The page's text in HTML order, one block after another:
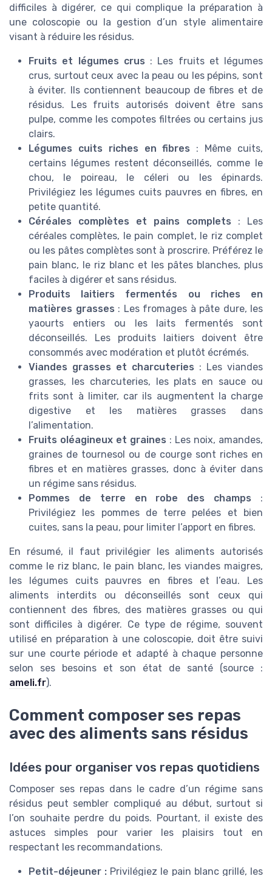
difficiles à digérer, ce qui complique la préparation à
une coloscopie ou la gestion d’un style alimentaire
visant à réduire les résidus.
Fruits et légumes crus : Les fruits et légumes
crus, surtout ceux avec la peau ou les pépins, sont
à éviter. Ils contiennent beaucoup de fibres et de
résidus. Les fruits autorisés doivent être sans
pulpe, comme les compotes filtrées ou certains jus
clairs.
Légumes cuits riches en fibres : Même cuits,
certains légumes restent déconseillés, comme le
chou, le poireau, le céleri ou les épinards.
Privilégiez les légumes cuits pauvres en fibres, en
petite quantité.
Céréales complètes et pains complets : Les
céréales complètes, le pain complet, le riz complet
ou les pâtes complètes sont à proscrire. Préférez le
pain blanc, le riz blanc et les pâtes blanches, plus
faciles à digérer et sans résidus.
Produits laitiers fermentés ou riches en
matières grasses : Les fromages à pâte dure, les
yaourts entiers ou les laits fermentés sont
déconseillés. Les produits laitiers doivent être
consommés avec modération et plutôt écrémés.
Viandes grasses et charcuteries : Les viandes
grasses, les charcuteries, les plats en sauce ou
frits sont à limiter, car ils augmentent la charge
digestive et les matières grasses dans
l’alimentation.
Fruits oléagineux et graines : Les noix, amandes,
graines de tournesol ou de courge sont riches en
fibres et en matières grasses, donc à éviter dans
un régime sans résidus.
Pommes de terre en robe des champs :
Privilégiez les pommes de terre pelées et bien
cuites, sans la peau, pour limiter l’apport en fibres.
En résumé, il faut privilégier les aliments autorisés
comme le riz blanc, le pain blanc, les viandes maigres,
les légumes cuits pauvres en fibres et l’eau. Les
aliments interdits ou déconseillés sont ceux qui
contiennent des fibres, des matières grasses ou qui
sont difficiles à digérer. Ce type de régime, souvent
utilisé en préparation à une coloscopie, doit être suivi
sur une courte période et adapté à chaque personne
selon ses besoins et son état de santé (source :
ameli.fr).
Comment composer ses repas
avec des aliments sans résidus
Idées pour organiser vos repas quotidiens
Composer ses repas dans le cadre d’un régime sans
résidus peut sembler compliqué au début, surtout si
l’on souhaite perdre du poids. Pourtant, il existe des
astuces simples pour varier les plaisirs tout en
respectant les recommandations.
Petit-déjeuner : Privilégiez le pain blanc grillé, les